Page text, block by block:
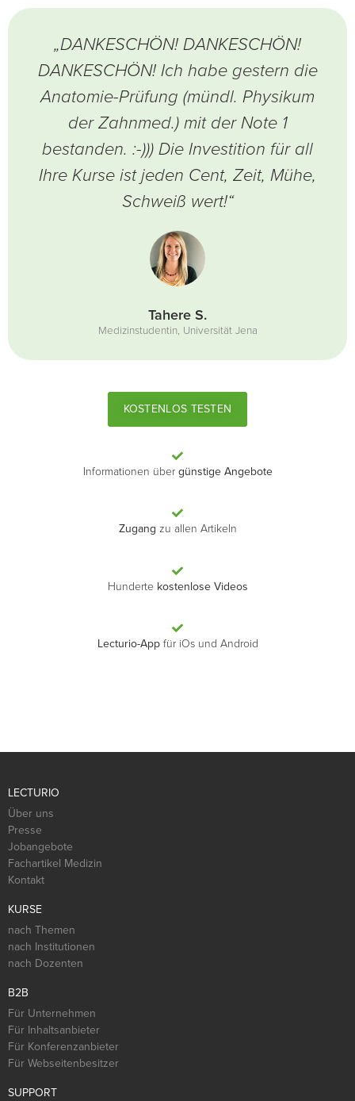
„DANKESCHÖN! DANKESCHÖN!
DANKESCHÖN! Ich habe gestern die
Anatomie-Prüfung (mündl. Physikum
der Zahnmed.) mit der Note 1
bestanden. :-))) Die Investition für all
Ihre Kurse ist jeden Cent, Zeit, Mühe,
Schweiß wert!“
Tahere S.
Medizinstudentin, Universität Jena
KOSTENLOS TESTEN
Informationen über günstige Angebote
Zugang zu allen Artikeln
Hunderte kostenlose Videos
Lecturio-Appfür iOs und Android
LECTURIO
Über uns
Presse
Jobangebote
Fachartikel Medizin
Kontakt
KURSE
nach Themen
nach Institutionen
nach Dozenten
B2B
Für Unternehmen
Für Inhaltsanbieter
Für Konferenzanbieter
Für Webseitenbesitzer
SUPPORT